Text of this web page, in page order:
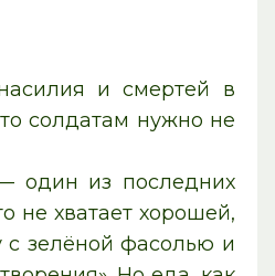
и смертей в
солдатам нужно не
один из последних
не хватает хорошей,
с зелёной фасолью и